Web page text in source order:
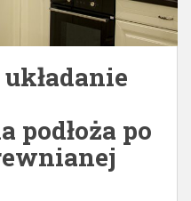
podłoża po